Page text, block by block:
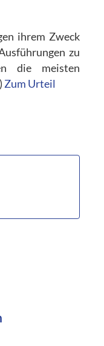
ihrem Zweck
zu
die meisten
Zum Urteil